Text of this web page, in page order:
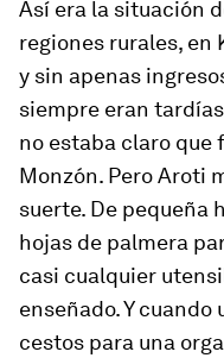
Así era la situación
regiones rurales, en
y sin apenas
siempre eran
no estaba claro que
Monzón. Pero Aroti
suerte. De pequeña
hojas de palmera
casi cualquier
enseñado. Y
cestos para una